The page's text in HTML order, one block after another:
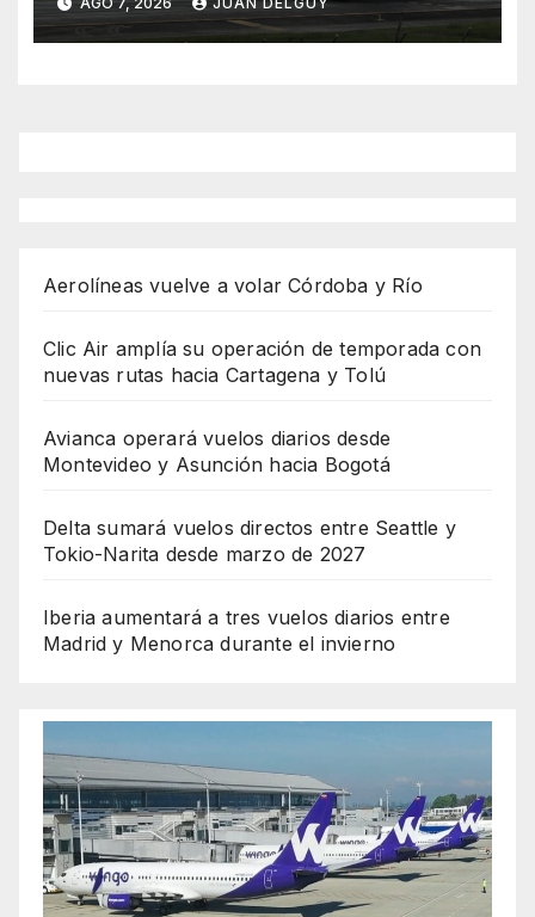
Aerolíneas vuelve a volar Córdoba y Río
Clic Air amplía su operación de temporada con
nuevas rutas hacia Cartagena y Tolú
Avianca operará vuelos diarios desde
Montevideo y Asunción hacia Bogotá
Delta sumará vuelos directos entre Seattle y
Tokio-Narita desde marzo de 2027
Iberia aumentará a tres vuelos diarios entre
Madrid y Menorca durante el invierno